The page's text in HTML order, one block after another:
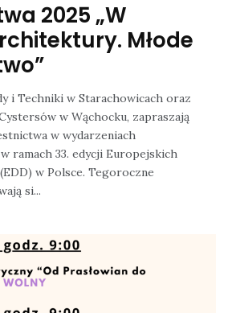
2025 „W
Młode
i Techniki w Starachowicach oraz
w Wąchocku, zapraszają
w wydarzeniach
ramach 33. edycji Europejskich
w Polsce. Tegoroczne
si...